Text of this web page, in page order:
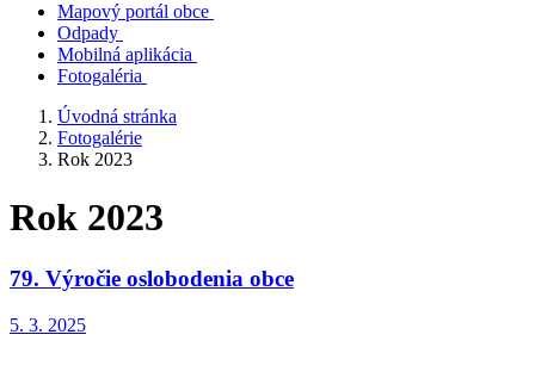
Mapový portál obce
Odpady
Mobilná aplikácia
Fotogaléria
Úvodná stránka
Fotogalérie
Rok 2023
Rok 2023
79. Výročie oslobodenia obce
5. 3. 2025